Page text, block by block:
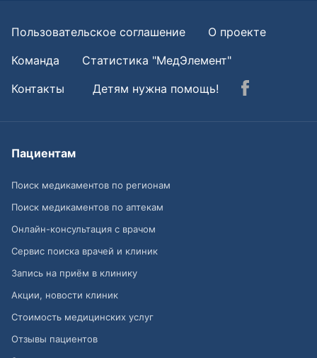
Пользовательское соглашение
О проекте
Команда
Статистика "МедЭлемент"
Контакты
Детям нужна помощь!
Пациентам
Поиск медикаментов по регионам
Поиск медикаментов по аптекам
Онлайн-консультация с врачом
Сервис поиска врачей и клиник
Запись на приём в клинику
Акции, новости клиник
Стоимость медицинских услуг
Отзывы пациентов